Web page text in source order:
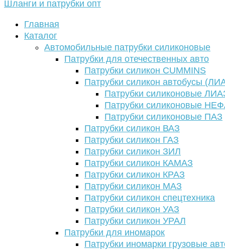
Шланги и патрубки опт
Главная
Каталог
Автомобильные патрубки силиконовые
Патрубки для отечественных авто
Патрубки силикон CUMMINS
Патрубки силикон автобусы
Патрубки силиконовые
Патрубки силиконовые
Патрубки силиконовые ПАЗ
Патрубки силикон ВАЗ
Патрубки силикон ГАЗ
Патрубки силикон ЗИЛ
Патрубки силикон КАМАЗ
Патрубки силикон КРАЗ
Патрубки силикон МАЗ
Патрубки силикон спецтехника
Патрубки силикон УАЗ
Патрубки силикон УРАЛ
Патрубки для иномарок
Патрубки иномарки грузовые